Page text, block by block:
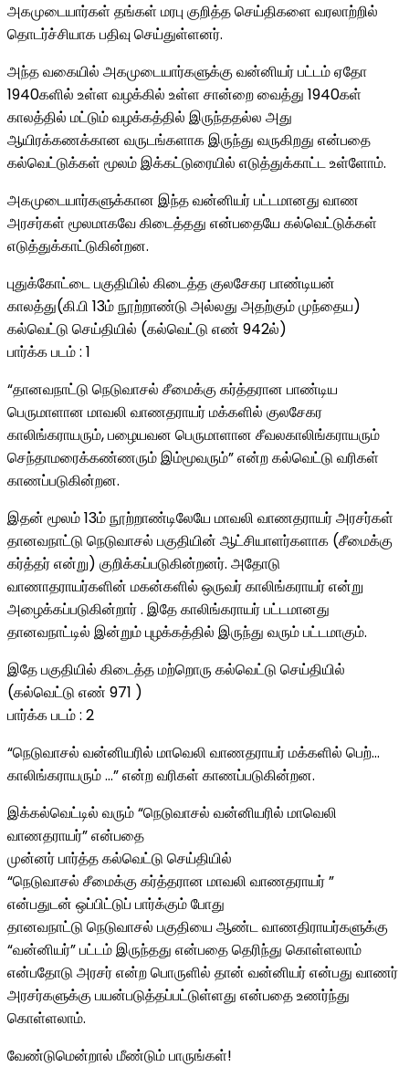
அகமுடையார்கள் தங்கள் மரபு குறித்த செய்திகளை வரலாற்றில்
தொடர்ச்சியாக பதிவு செய்துள்ளனர்.
அந்த வகையில் அகமுடையார்களுக்கு வன்னியர் பட்டம் ஏதோ
1940களில் உள்ள வழக்கில் உள்ள சான்றை வைத்து 1940கள்
காலத்தில் மட்டும் வழக்கத்தில் இருந்ததல்ல அது
ஆயிரக்கணக்கான வருடங்களாக இருந்து வருகிறது என்பதை
கல்வெட்டுக்கள் மூலம் இக்கட்டுரையில் எடுத்துக்காட்ட உள்ளோம்.
அகமுடையார்களுக்கான இந்த வன்னியர் பட்டமானது வாண
அரசர்கள் மூலமாகவே கிடைத்தது என்பதையே கல்வெட்டுக்கள்
எடுத்துக்காட்டுகின்றன.
புதுக்கோட்டை பகுதியில் கிடைத்த குலசேகர பாண்டியன்
காலத்து(கி.பி 13ம் நூற்றாண்டு அல்லது அதற்கும் முந்தைய)
கல்வெட்டு செய்தியில் (கல்வெட்டு எண் 942ல்)
பார்க்க படம் : 1
“தானவநாட்டு நெடுவாசல் சீமைக்கு கர்த்தரான பாண்டிய
பெருமாளான மாவலி வாணதராயர் மக்களில் குலசேகர
காலிங்கராயரும், பழையவன பெருமாளான சீவலகாலிங்கராயரும்
செந்தாமரைக்கண்ணரும் இம்மூவரும்” என்ற கல்வெட்டு வரிகள்
காணப்படுகின்றன.
இதன் மூலம் 13ம் நூற்றாண்டிலேயே மாவலி வாணதராயர் அரசர்கள்
தானவநாட்டு நெடுவாசல் பகுதியின் ஆட்சியாளர்களாக (சீமைக்கு
கர்த்தர் என்று) குறிக்கப்படுகின்றனர். அதோடு
வாணாதராயர்களின் மகன்களில் ஒருவர் காலிங்கராயர் என்று
அழைக்கப்படுகின்றார் . இதே காலிங்கராயர் பட்டமானது
தானவநாட்டில் இன்றும் புழக்கத்தில் இருந்து வரும் பட்டமாகும்.
இதே பகுதியில் கிடைத்த மற்றொரு கல்வெட்டு செய்தியில்
(கல்வெட்டு எண் 971 )
பார்க்க படம் : 2
“நெடுவாசல் வன்னியரில் மாவெலி வாணதராயர் மக்களில் பெற்…
காலிங்கராயரும் …” என்ற வரிகள் காணப்படுகின்றன.
இக்கல்வெட்டில் வரும் “நெடுவாசல் வன்னியரில் மாவெலி
வாணதராயர்” என்பதை
முன்னர் பார்த்த கல்வெட்டு செய்தியில்
“நெடுவாசல் சீமைக்கு கர்த்தரான மாவலி வாணதராயர் ”
என்பதுடன் ஒப்பிட்டுப் பார்க்கும் போது
தானவநாட்டு நெடுவாசல் பகுதியை ஆண்ட வாணதிராயர்களுக்கு
“வன்னியர்” பட்டம் இருந்தது என்பதை தெரிந்து கொள்ளலாம்
என்பதோடு அரசர் என்ற பொருளில் தான் வன்னியர் என்பது வாணர்
அரசர்களுக்கு பயன்படுத்தப்பட்டுள்ளது என்பதை உணர்ந்து
கொள்ளலாம்.
வேண்டுமென்றால் மீண்டும் பாருங்கள்!